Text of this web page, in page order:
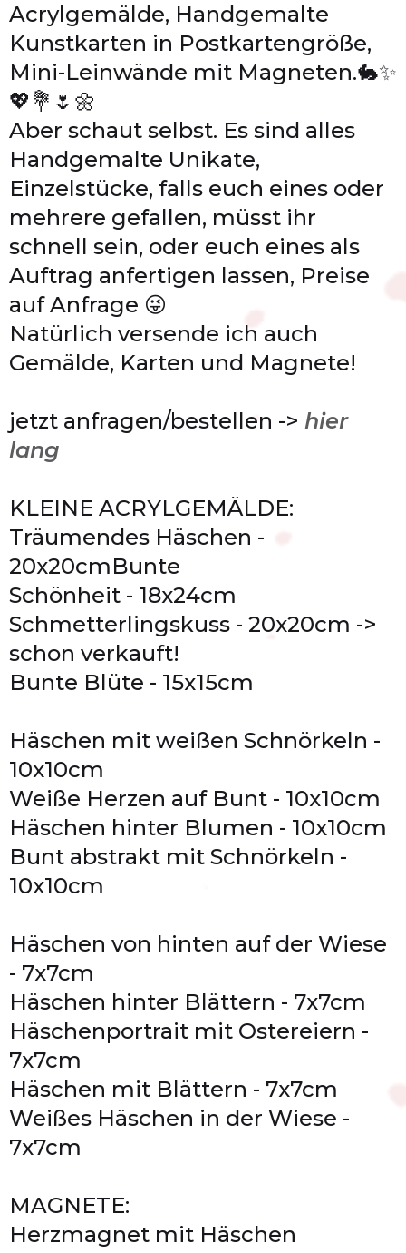
Acrylgemälde, Handgemalte
Kunstkarten in Postkartengröße,
Mini-Leinwände mit Magneten.🐇✨
💖💐🌷🌼
Aber schaut selbst. Es sind alles
Handgemalte Unikate,
Einzelstücke, falls euch eines oder
mehrere gefallen, müsst ihr
schnell sein, oder euch eines als
Auftrag anfertigen lassen, Preise
auf Anfrage 😜
Natürlich versende ich auch
Gemälde, Karten und Magnete!
jetzt anfragen/bestellen -> hier
lang
KLEINE ACRYLGEMÄLDE:
Träumendes Häschen -
20x20cmBunte
Schönheit - 18x24cm
Schmetterlingskuss - 20x20cm ->
schon verkauft!
Bunte Blüte - 15x15cm
Häschen mit weißen Schnörkeln -
10x10cm
Weiße Herzen auf Bunt - 10x10cm
Häschen hinter Blumen - 10x10cm
Bunt abstrakt mit Schnörkeln -
10x10cm
Häschen von hinten auf der Wiese
- 7x7cm
Häschen hinter Blättern - 7x7cm
Häschenportrait mit Ostereiern -
7x7cm
Häschen mit Blättern - 7x7cm
Weißes Häschen in der Wiese -
7x7cm
MAGNETE:
Herzmagnet mit Häschen